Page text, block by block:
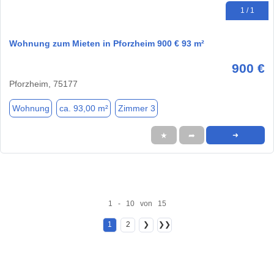
1 / 1
Wohnung zum Mieten in Pforzheim 900 € 93 m²
900 €
Pforzheim, 75177
Wohnung ca. 93,00 m² Zimmer 3
★ ➦ ➜
1 - 10 von 15
1 2 ❯ ❯❯